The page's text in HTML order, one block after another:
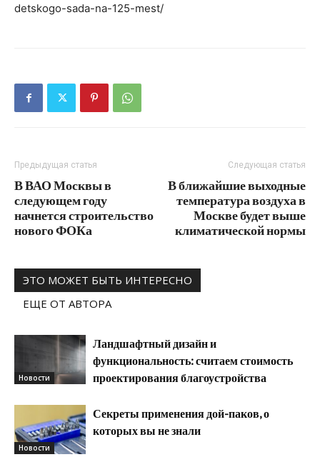
detskogo-sada-na-125-mest/
Предыдущая статья
В ВАО Москвы в
следующем году
начнется строительство
нового ФОКа
Следующая статья
В ближайшие выходные
температура воздуха в
Москве будет выше
климатической нормы
ЭТО МОЖЕТ БЫТЬ ИНТЕРЕСНО
ЕЩЕ ОТ АВТОРА
Новости
Ландшафтный дизайн и
функциональность: считаем стоимость
проектирования благоустройства
Новости
Секреты применения дой-паков, о
которых вы не знали